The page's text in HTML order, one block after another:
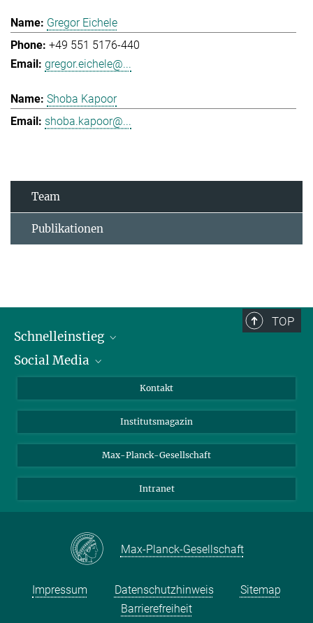
Gregor Eichele
+49 551 5176-440
gregor.eichele@...
Shoba Kapoor
shoba.kapoor@...
Team
Publikationen
TOP
Schnelleinstieg
Alumni
Schulen
Studierende
Social Media
Facebook
YouTube
Kontakt
Institutsmagazin
Max-Planck-Gesellschaft
Intranet
Max-Planck-Gesellschaft
Impressum Datenschutzhinweis
Sitemap
Barrierefreiheit